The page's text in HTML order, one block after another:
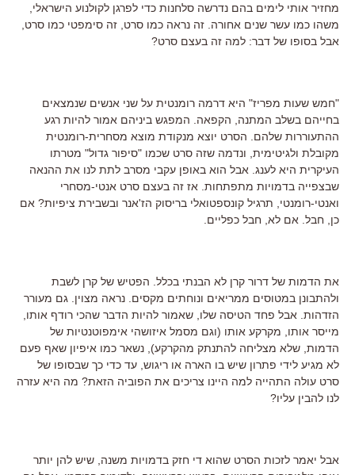
מחזיר אותי לימים בהם נדרשה סלחנות כדי לפרגן לקולנוע הישראלי,
משהו כמו עשר שנים אחורה. זה נראה כמו סרט, זה סימפטי כמו סרט,
אבל בסופו של דבר: למה זה בעצם סרט?
"חמש שעות מפריז" היא דרמה רומנטית על שני אנשים שנמצאים
בחייהם בשלב המתנה, הקפאה. המפגש ביניהם אמור להיות רגע
ההתעוררות שלהם. הסרט יוצא מנקודת מוצא מסחרית-רומנטית
מקובלת ולגיטימית, ונדמה שזה סרט שכמו "סיפור גדול" מטרתו
העיקרית היא לענג. אבל הוא באופן עקבי מסרב לתת לנו את ההנאה
שבצפייה בדמויות מתפתחות. אז זה בעצם סרט אנטי-מסחרי
ואנטי-רומנטי, תרגיל קונספטואלי בריסוק הז'אנר ובשבירת ציפיות? אם
כן, חבל. אם לא, חבל כפליים.
את הדמות של דרור קרן לא הבנתי בכלל. הפטיש של קרן לשבת
ולהתבונן במטוסים ממריאים ונוחתים מקסים. נראה מצוין. גם מעורר
הזדהות. אבל פחד הטיסה שלו, שאמור להיות הדבר שהכי רודף אותו,
מייסר אותו, מקרקע אותו (וגם מסמל איזושהי אימפוטנטיות של
הדמות, שלא מצליחה להתנתק מהקרקע), נשאר כמו איפיון שאף פעם
לא מגיע לידי פתרון שיש בו הארה או ריגוש, עד כדי כך שבסופו של
סרט עולה התהייה למה היינו צריכים את הפוביה הזאת? מה היא עזרה
לנו להבין עליו?
אבל יאמר לזכות הסרט שהוא די חזק בדמויות משנה, שיש להן יותר